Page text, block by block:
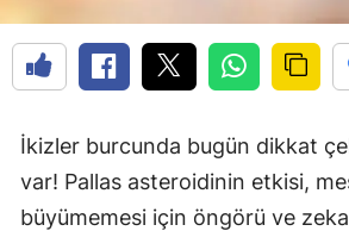
İkizler burcunda bugün dikkat
var! Pallas asteroidinin etkisi,
büyümemesi için öngörü ve